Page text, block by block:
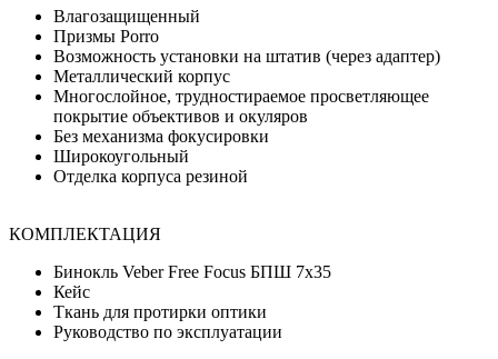
Влагозащищенный
Призмы Porro
Возможность установки на штатив (через адаптер)
Металлический корпус
Многослойное, трудностираемое просветляющее
покрытие объективов и окуляров
Без механизма фокусировки
Широкоугольный
Отделка корпуса резиной
КОМПЛЕКТАЦИЯ
Бинокль Veber Free Focus БПШ 7x35
Кейс
Ткань для протирки оптики
Руководство по эксплуатации